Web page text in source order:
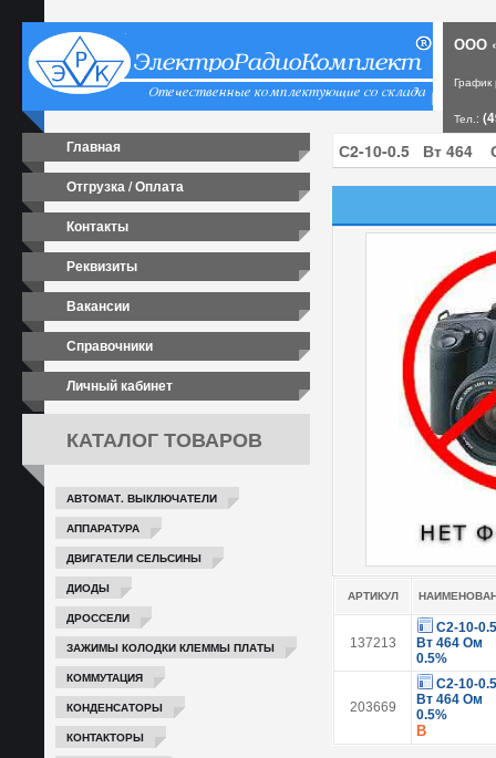
ООО
Тел.:
Главная
Отгрузка / Оплата
Контакты
Реквизиты
Вакансии
Справочники
Личный кабинет
КАТАЛОГ ТОВАРОВ
АВТОМАТ. ВЫКЛЮЧАТЕЛИ
АППАРАТУРА
ДВИГАТЕЛИ СЕЛЬСИНЫ
ДИОДЫ
ДРОССЕЛИ
ЗАЖИМЫ КОЛОДКИ КЛЕММЫ ПЛАТЫ
КОММУТАЦИЯ
КОНДЕНСАТОРЫ
КОНТАКТОРЫ
АРТИКУЛ
137213
С2-10-0.5
Вт 464 Ом
0.5%
203669
С2-10-0.5
Вт 464 Ом
0.5%
В